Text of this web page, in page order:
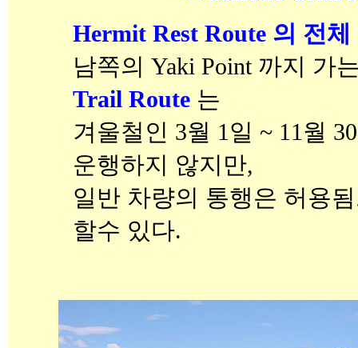
Hermit Rest Route 의 전체
남쪽의 Yaki Point 까지 가
Trail Route 는
겨울철인 3월 1일 ~ 11월
운행하지 않지만,
일반 차량의 통행은 허용
할수 있다.